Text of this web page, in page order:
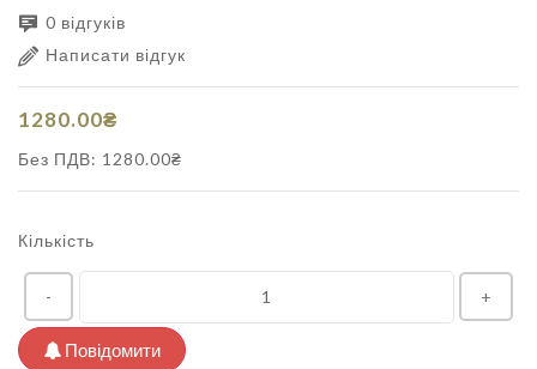
0 відгуків
Написати відгук
1280.00₴
Без ПДВ: 1280.00₴
Кількість
- +
Повідомити